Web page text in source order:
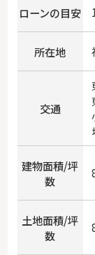
ローンの目安
所在地
交通
建物面積/坪
数
土地面積/坪
数